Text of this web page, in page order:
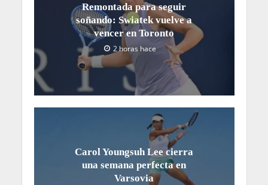
Remontada para seguir
soñando: Swiatek vuelve a
vencer en Toronto
2 horas hace
Carol Youngsuh Lee cierra
una semana perfecta en
Varsovia